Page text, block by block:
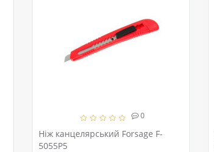
0
Ніж канцелярський Forsage F-
5055P5